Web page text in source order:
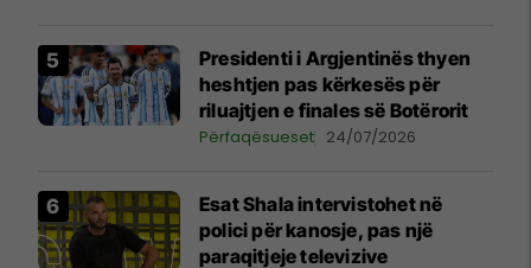
Presidenti i Argjentinës thyen
heshtjen pas kërkesës për
riluajtjen e finales së Botërorit
Përfaqësueset 24/07/2026
Esat Shala intervistohet në
polici për kanosje, pas një
paraqitjeje televizive